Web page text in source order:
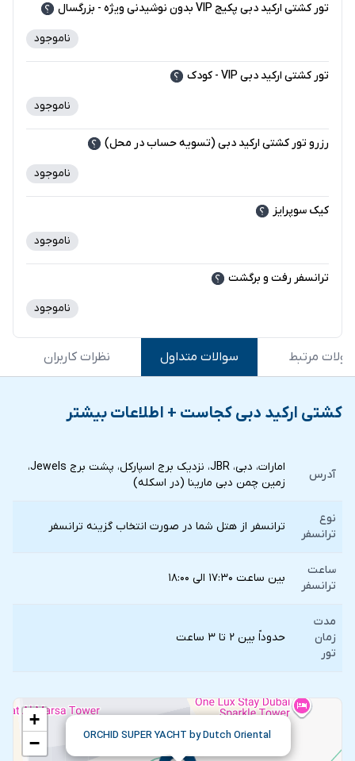
تور کشتی ارکید دبی پکیج VIP بدون نوشیدنی ویژه - بزرگسال
ناموجود
تور کشتی ارکید دبی VIP - کودک
ناموجود
رزرو تور کشتی ارکید دبی (تسویه حساب در محل)
ناموجود
کیک سوپرایز
ناموجود
ترانسفر رفت و برگشت
ناموجود
مرتبط سوالات متداول نظرات کاربران
کشتی ارکید دبی کجاست + اطلاعات بیشتر
آدرس
امارات، دبی، JBR، نزدیک برج اسپارکل، پشت برج Jewels،
زمین چمن دبی مارینا (در اسکله)
نوع
ترانسفر
ترانسفر از هتل شما در صورت انتخاب گزينه ترانسفر
ساعت
ترانسفر
بین ساعت ۱۷:۳۰ الی ۱۸:۰۰
مدت
زمان
تور
حدوداً بین ۲ تا ۳ ساعت
ORCHID SUPER YACHT by Dutch Oriental
+
−